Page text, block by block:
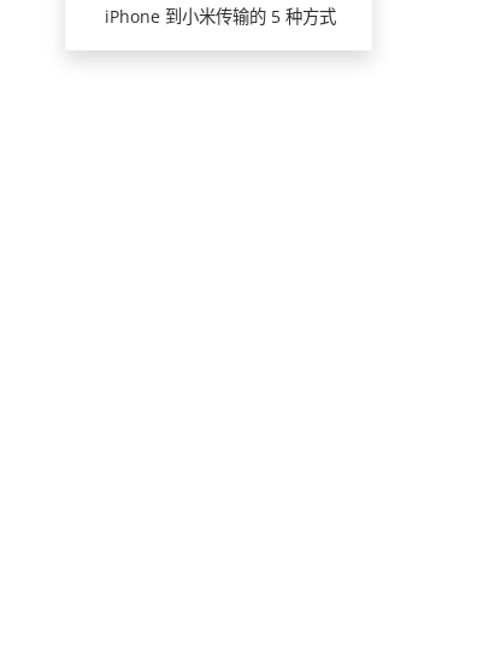
iPhone 到小米传输的 5 种方式